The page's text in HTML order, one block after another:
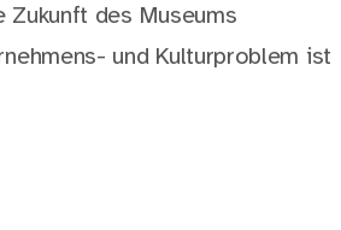
des Museums
und Kulturproblem ist